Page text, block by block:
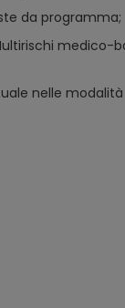
da programma;
medico-
nelle modalità